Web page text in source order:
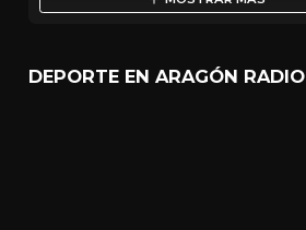
DEPORTE EN ARAGÓN RADIO